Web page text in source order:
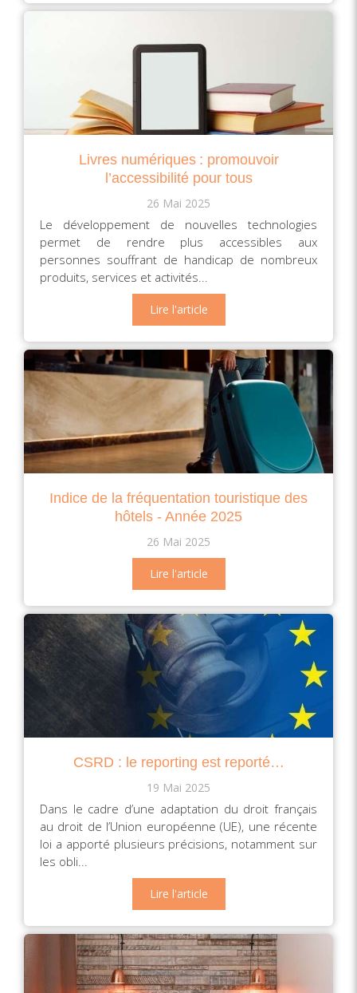
Livres numériques : promouvoir
l’accessibilité pour tous
26 Mai 2025
Le développement de nouvelles technologies
permet de rendre plus accessibles aux
personnes souffrant de handicap de nombreux
produits, services et activités...
Lire l'article
Indice de la fréquentation touristique des
hôtels - Année 2025
26 Mai 2025
Lire l'article
CSRD : le reporting est reporté…
19 Mai 2025
Dans le cadre d’une adaptation du droit français
au droit de l’Union européenne (UE), une récente
loi a apporté plusieurs précisions, notamment sur
les obli...
Lire l'article